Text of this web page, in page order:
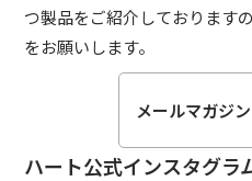
つ製品をご紹介しておりますの
をお願いします。
メールマガジ
ハート公式インスタグラ